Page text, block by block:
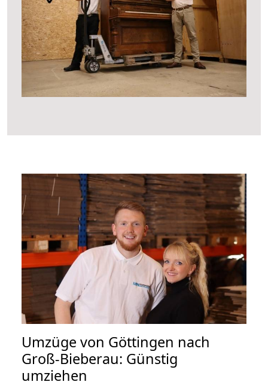
Umzüge von Göttingen nach
Groß-Bieberau: Günstig
umziehen